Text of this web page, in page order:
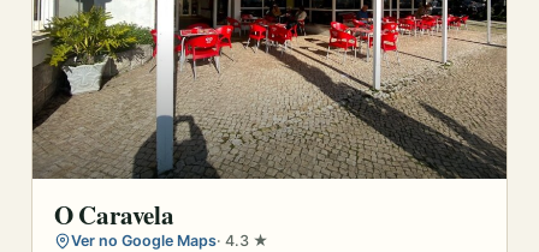
O Caravela
Ver no Google Maps· 4.3 ★